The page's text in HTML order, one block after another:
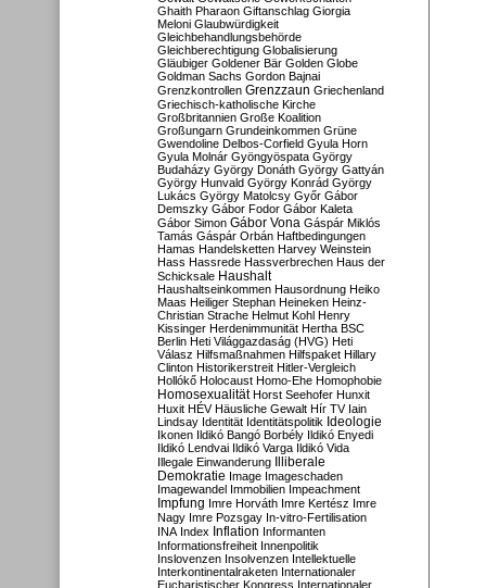
Ghaith Pharaon Giftanschlag Giorgia
Meloni Glaubwürdigkeit
Gleichbehandlungsbehörde
Gleichberechtigung Globalisierung
Gläubiger Goldener Bär Golden Globe
Goldman Sachs Gordon Bajnai
Grenzkontrollen Grenzzaun Griechenland
Griechisch-katholische Kirche
Großbritannien Große Koalition
Großungarn Grundeinkommen Grüne
Gwendoline Delbos-Corfield Gyula Horn
Gyula Molnár Gyöngyöspata György
Budaházy György Donáth György Gattyán
György Hunvald György Konrád György
Lukács György Matolcsy Győr Gábor
Demszky Gábor Fodor Gábor Kaleta
Gábor Simon Gábor Vona Gáspár Miklós
Tamás Gáspár Orbán Haftbedingungen
Hamas Handelsketten Harvey Weinstein
Hass Hassrede Hassverbrechen Haus der
Schicksale Haushalt
Haushaltseinkommen Hausordnung Heiko
Maas Heiliger Stephan Heineken Heinz-
Christian Strache Helmut Kohl Henry
Kissinger Herdenimmunität Hertha BSC
Berlin Heti Világgazdaság (HVG) Heti
Válasz Hilfsmaßnahmen Hilfspaket Hillary
Clinton Historikerstreit Hitler-Vergleich
Hollókő Holocaust Homo-Ehe Homophobie
Homosexualität Horst Seehofer Hunxit
Huxit HÉV Häusliche Gewalt Hír TV Iain
Lindsay Identität Identitätspolitik Ideologie
Ikonen Ildikó Bangó Borbély Ildikó Enyedi
Ildikó Lendvai Ildikó Varga Ildikó Vida
Illegale Einwanderung Illiberale
Demokratie Image Imageschaden
Imagewandel Immobilien Impeachment
Impfung Imre Horváth Imre Kertész Imre
Nagy Imre Pozsgay In-vitro-Fertilisation
INA Index Inflation Informanten
Informationsfreiheit Innenpolitik
Inslovenzen Insolvenzen Intellektuelle
Interkontinentalraketen Internationaler
Eucharistischer Kongress Internationaler